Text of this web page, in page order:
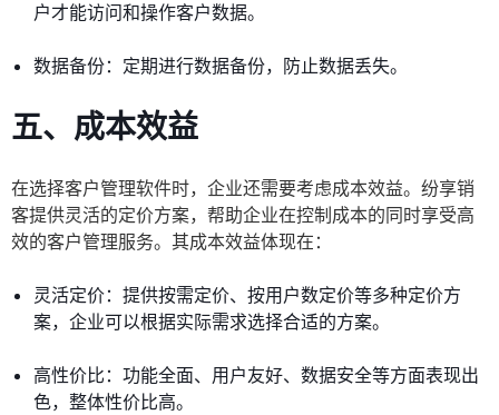
户才能访问和操作客户数据。
数据备份：定期进行数据备份，防止数据丢失。
五、成本效益
在选择客户管理软件时，企业还需要考虑成本效益。纷享销
客提供灵活的定价方案，帮助企业在控制成本的同时享受高
效的客户管理服务。其成本效益体现在：
灵活定价：提供按需定价、按用户数定价等多种定价方
案，企业可以根据实际需求选择合适的方案。
高性价比：功能全面、用户友好、数据安全等方面表现出
色，整体性价比高。